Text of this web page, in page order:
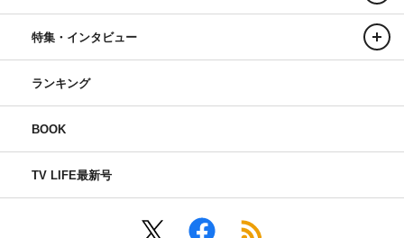
特集・インタビュー
ランキング
BOOK
TV LIFE最新号